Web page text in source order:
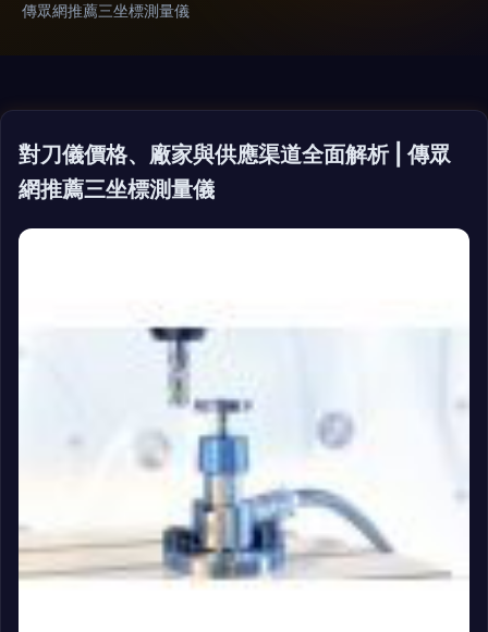
傳眾網推薦三坐標測量儀
對刀儀價格、廠家與供應渠道全面解析 | 傳眾
網推薦三坐標測量儀